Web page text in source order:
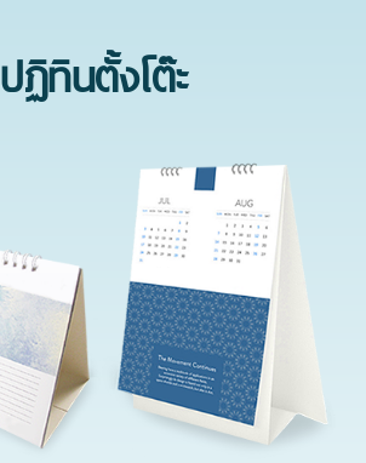
ปฏิทินตั้งโต๊ะ